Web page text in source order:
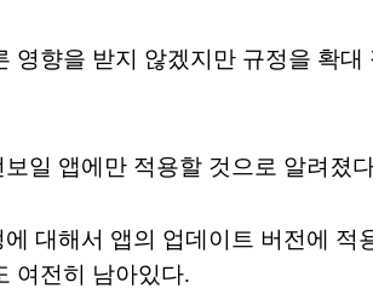
향을 받지 않겠지만 규정을 확대
일 앱에만 적용할 것으로 알려졌
대해서 앱의 업데이트 버전에 적
여전히 남아있다.